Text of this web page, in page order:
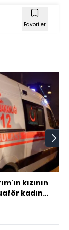
Favoriler
kızının
kadın